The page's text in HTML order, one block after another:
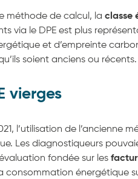
méthode de calcul, la classe
via le DPE est plus
et d’empreinte
soient anciens ou récents.
vierges
l’utilisation de l’ancienne
Les diagnostiqueurs
fondée sur les
consommation énergétique